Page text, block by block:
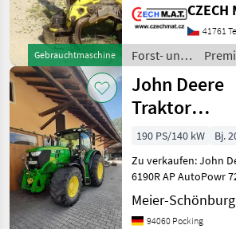
Gebrauchtmaschine
Timberjack Jahr 2004
(Modell wurde nur
2006 produziert) 17
Motorstunden keine
unnötige El
CZECH
41761
Forst- und
Holztechnik
/ John
Deere
John Deere
Traktor
gebraucht
AutoPowr
190 PS/140 kW Bj.
Zu verkaufen: John Deere
6190R AP AutoPowr 7200
Std, sofort verfügbar, AHK
höhenverstellbar, feste K80,
Starfire Vorbereitung,
Meier-
94060 Pocking